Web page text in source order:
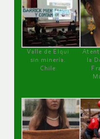
Valle de Elqui
sin minería.
Chile
la